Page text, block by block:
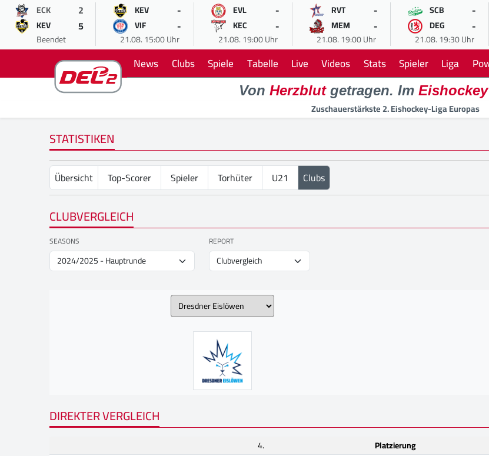
ECK 2
KEV 5
Beendet
KEV -
VIF -
21.08. 15:00 Uhr
EVL -
KEC -
21.08. 19:00 Uhr
RVT -
MEM -
21.08. 19:00 Uhr
SCB -
DEG -
21.08. 19:30 Uhr
News Clubs Spiele Tabelle Live Videos Stats Spieler Liga
Von Herzblutgetragen. Im Eishockey
Zuschauerstärkste 2. Eishockey-Liga Europas
STATISTIKEN
Übersicht Top-Scorer Spieler Torhüter U21 Clubs
CLUBVERGLEICH
SEASONS REPORT
DIREKTER VERGLEICH
4. Platzierung